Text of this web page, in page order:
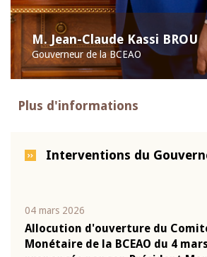
M. Jean-Claude Kassi BROU
Gouverneur de la BCEAO
Plus d'informations
Interventions du
04 mars 2026
Allocution d'ouverture du
Monétaire de la BCEAO du 4